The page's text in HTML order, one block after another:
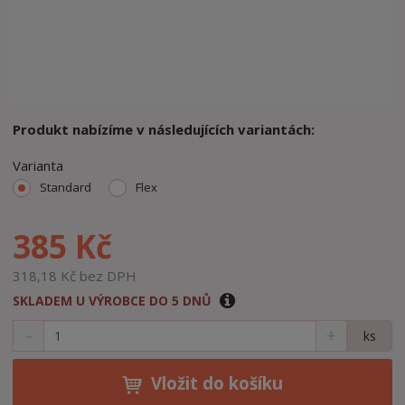
Produkt nabízíme v následujících variantách:
Varianta
Standard Flex
385 Kč
318,18 Kč bez DPH
SKLADEM U VÝROBCE DO 5 DNŮ
N
a
v
í
ks
Vložit do košíku